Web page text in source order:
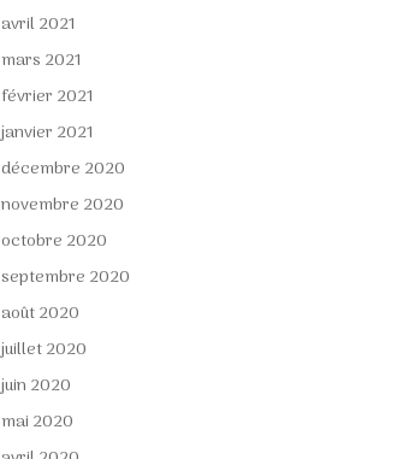
avril 2021
mars 2021
février 2021
janvier 2021
décembre 2020
novembre 2020
octobre 2020
septembre 2020
août 2020
juillet 2020
juin 2020
mai 2020